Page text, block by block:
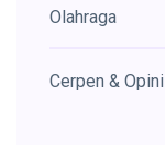
Olahraga
Cerpen & Opini